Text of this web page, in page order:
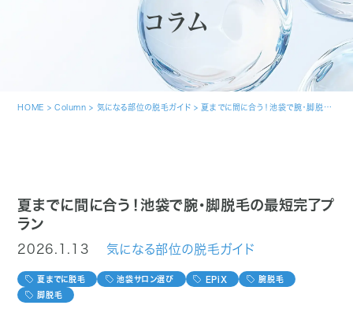
コラム
HOME > Column > 気になる部位の脱毛ガイド > 夏までに間に合う！池袋で腕・脚脱毛の最短完了プラン
夏までに間に合う！池袋で腕・脚脱毛の最短完了プ
ラン
2026.1.13 気になる部位の脱毛ガイド
夏までに脱毛 池袋サロン選び EPiX
腕脱毛
脚脱毛